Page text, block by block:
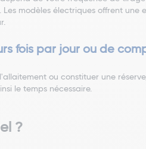
modèles électriques offrent
fois par jour ou de
ou constituer une
le temps nécessaire.
?